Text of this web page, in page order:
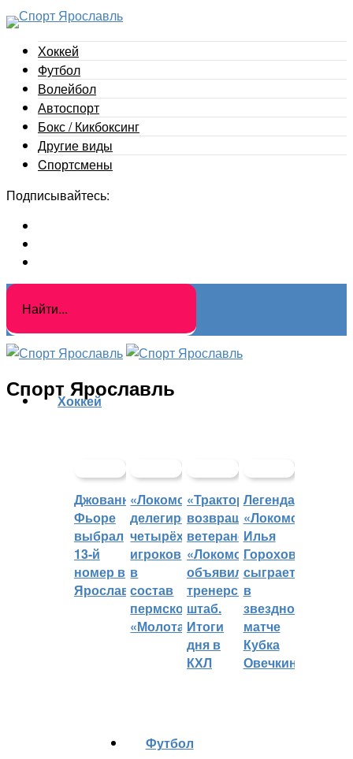
Хоккей
Футбол
Волейбол
Автоспорт
Бокс / Кикбоксинг
Другие виды
Cпортсмены
Подписывайтесь:
Спорт Ярославль
Хоккей
Джованни
Фьоре
выбрал
13-й
номер в
Ярославле
«Локомотив»
делегировал
четырёх
игроков
в
состав
пермского
«Молота»
«Трактор»
возвращает
ветеранов,
«Локомотив»
объявил
тренерский
штаб.
Итоги
дня в
КХЛ
Легенда
«Локомотива»
Илья
Горохов
сыграет
в
звездном
матче
Кубка
Овечкина
Футбол